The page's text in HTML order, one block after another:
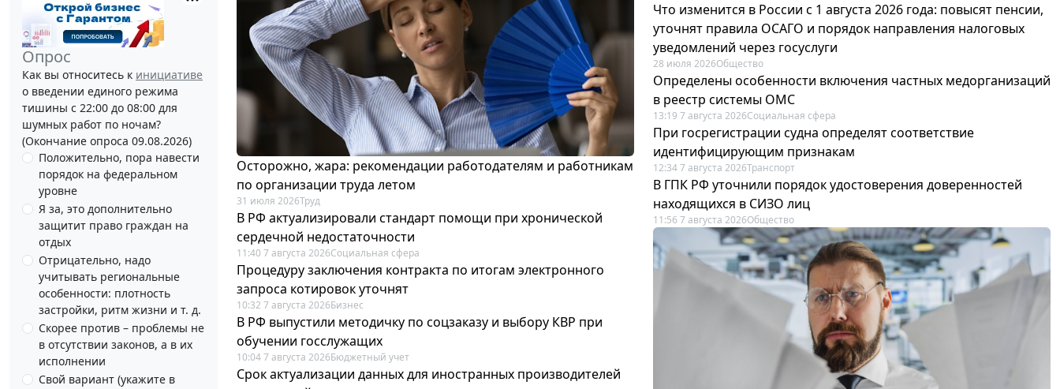
Опрос
Как вы относитесь к инициативе
о введении единого режима
тишины с 22:00 до 08:00 для
шумных работ по ночам?
(Окончание опроса 09.08.2026)
Положительно, пора навести
порядок на федеральном
уровне
Я за, это дополнительно
защитит право граждан на
отдых
Отрицательно, надо
учитывать региональные
особенности: плотность
застройки, ритм жизни и т. д.
Скорее против – проблемы не
в отсутствии законов, а в их
исполнении
Свой вариант (укажите в
Осторожно, жара: рекомендации работодателям и работникам
по организации труда летом
31 июля 2026Труд
В РФ актуализировали стандарт помощи при хронической
сердечной недостаточности
11:40 7 августа 2026Социальная сфера
Процедуру заключения контракта по итогам электронного
запроса котировок уточнят
10:32 7 августа 2026Бизнес
В РФ выпустили методичку по соцзаказу и выбору КВР при
обучении госслужащих
10:04 7 августа 2026Бюджетный учет
Срок актуализации данных для иностранных производителей
Что изменится в России с 1 августа 2026 года: повысят пенсии,
уточнят правила ОСАГО и порядок направления налоговых
уведомлений через госуслуги
28 июля 2026Общество
Определены особенности включения частных медорганизаций
в реестр системы ОМС
13:19 7 августа 2026Социальная сфера
При госрегистрации судна определят соответствие
идентифицирующим признакам
12:34 7 августа 2026Транспорт
В ГПК РФ уточнили порядок удостоверения доверенностей
находящихся в СИЗО лиц
11:56 7 августа 2026Общество